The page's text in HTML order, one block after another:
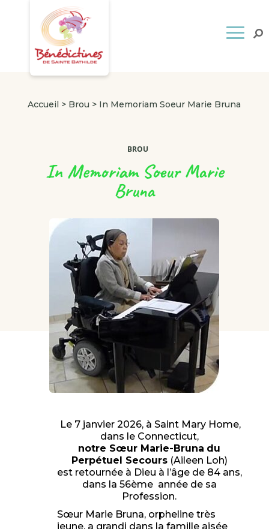
Accueil > Brou > In Memoriam Soeur Marie Bruna
BROU
In Memoriam Soeur Marie
Bruna
Le 7 janvier 2026, à Saint Mary Home,
dans le Connecticut,
notre Sœur Marie-Bruna du
Perpétuel Secours(Aileen Loh)
est retournée à Dieu à l’âge de 84 ans,
dans la 56ème année de sa
Profession.
Sœur Marie Bruna, orpheline très
jeune, a grandi dans la famille aisée